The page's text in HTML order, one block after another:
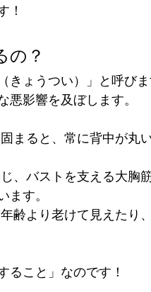
！
の？
きょうつい）」と呼び
影響を及ぼします。
まると、常に背中が丸
、バストを支える大胸
す。
齢より老けて見えたり
ること」なのです！